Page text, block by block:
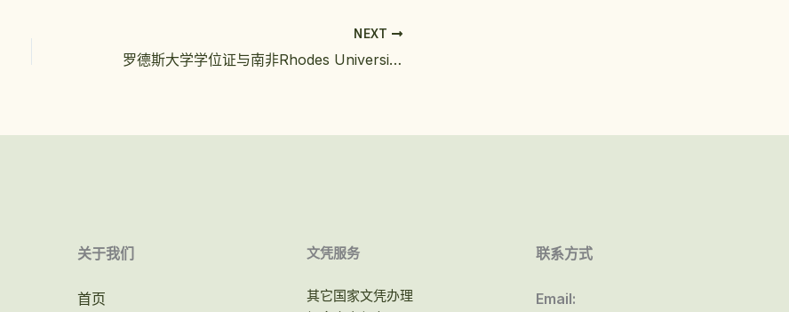
NEXT
罗德斯大学学位证与南非Rhodes University diploma定制攻略
关于我们
首页
文凭服务
其它国家文凭办理
联系方式
Email: